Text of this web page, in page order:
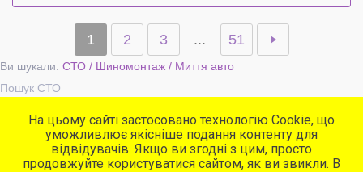
1 2 3 ... 51
Ви шукали: СТО / Шиномонтаж / Миття авто
Пошук СТО
Популярні сервіси
СТО
Автомийки
На цьому сайті застосовано технологію Cookie, що
уможливлює якісніше подання контенту для
відвідувачів. Якщо ви згодні з цим, просто
продовжуйте користуватися сайтом, як ви звикли. В